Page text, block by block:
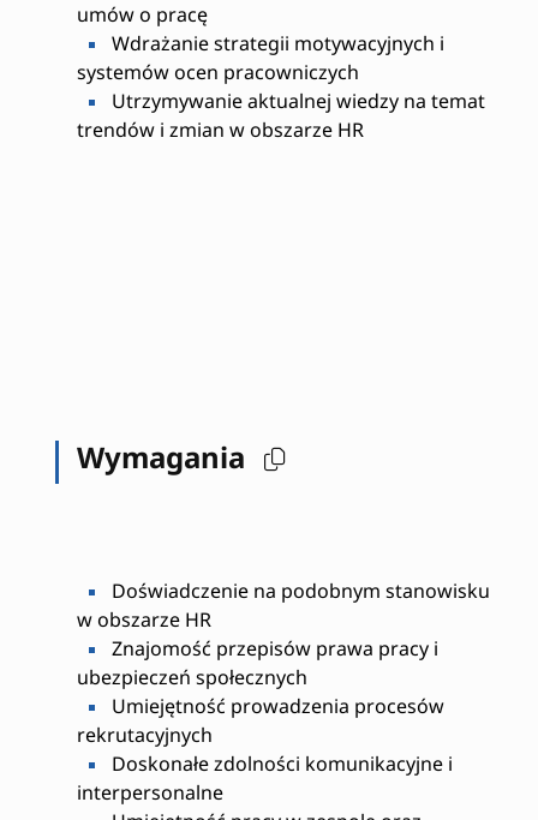
umów o pracę
Wdrażanie strategii motywacyjnych i
systemów ocen pracowniczych
Utrzymywanie aktualnej wiedzy na temat
trendów i zmian w obszarze HR
Wymagania
Doświadczenie na podobnym stanowisku
w obszarze HR
Znajomość przepisów prawa pracy i
ubezpieczeń społecznych
Umiejętność prowadzenia procesów
rekrutacyjnych
Doskonałe zdolności komunikacyjne i
interpersonalne